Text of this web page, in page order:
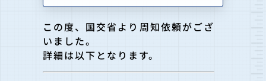
この度、国交省より周知依頼がござ
いました。
詳細は以下となります。